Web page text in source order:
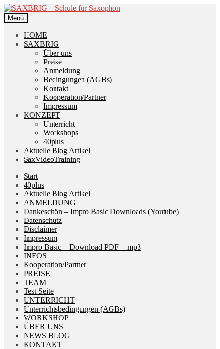
Zur
Navigation
springen
Zum
Inhalt
springen
Menü
HOME
SAXBRIG
Über uns
Preise
Anmeldung
Bedingungen (AGBs)
Kontakt
Kooperation/Partner
Impressum
KONZEPT
Unterricht
Workshops
40plus
Aktuelle Blog Artikel
SaxVideoTraining
Start
40plus
Aktuelle Blog Artikel
ANMELDUNG
Dankeschön – Impro Basic Downloads (Youtube)
Datenschutz
Disclaimer
Impressum
Impro Basic – Download PDF + mp3
INFOS
Kooperation/Partner
PREISE
TEAM
Test Seite
UNTERRICHT
Unterrichtsbedingungen (AGBs)
WORKSHOP
ÜBER UNS
NEWS BLOG
KONTAKT